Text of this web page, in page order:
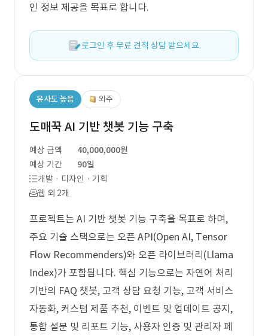
인 정보 제공을 목표로 합니다.
로그인 후 무료 견적 상담 받으세요.
유사도 높음 외주
도매꾹 AI 기반 챗봇 기능 구축
예상 금액
40,000,000원
예상 기간
90일
개발 · 디자인 · 기획
웹 외 2개
프로젝트는 AI 기반 챗봇 기능 구축을 목표로 하며,
주요 기술 스택으로는 오픈 API(Open AI, Tensor
Flow Recommenders)와 오픈 라이브러리(Llama
Index)가 포함됩니다. 핵심 기능으로는 자연어 처리
기반의 FAQ 챗봇, 고객 상담 요청 기능, 고객 서비스
자동화, 커스텀 제품 추천, 이벤트 및 업데이트 공지,
통합 설문 및 리포트 기능, 사용자 인증 및 관리자 페